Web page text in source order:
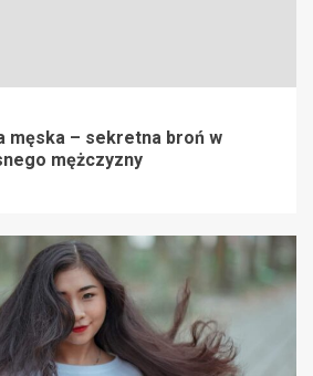
męska – sekretna broń w
mężczyzny